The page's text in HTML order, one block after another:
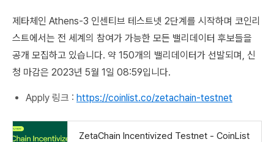
제타체인 Athens-3 인센티브 테스트넷 2단계를 시작하며 코인리
스트에서는 전 세계의 참여가 가능한 모든 밸리데이터 후보들을
공개 모집하고 있습니다. 약 150개의 밸리데이터가 선발되며, 신
청 마감은 2023년 5월 1일 08:59입니다.
Apply 링크 : https://coinlist.co/zetachain-testnet
ZetaChain Incentivized Testnet - CoinList